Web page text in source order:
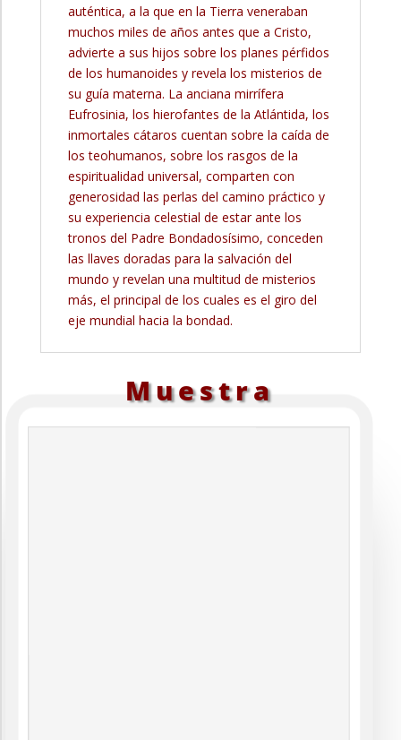
auténtica, a la que en la Tierra veneraban
muchos miles de años antes que a Cristo,
advierte a sus hijos sobre los planes pérfidos
de los humanoides y revela los misterios de
su guía materna. La anciana mirrífera
Eufrosinia, los hierofantes de la Atlántida, los
inmortales cátaros cuentan sobre la caída de
los teohumanos, sobre los rasgos de la
espiritualidad universal, comparten con
generosidad las perlas del camino práctico y
su experiencia celestial de estar ante los
tronos del Padre Bondadosísimo, conceden
las llaves doradas para la salvación del
mundo y revelan una multitud de misterios
más, el principal de los cuales es el giro del
eje mundial hacia la bondad.
Muestra